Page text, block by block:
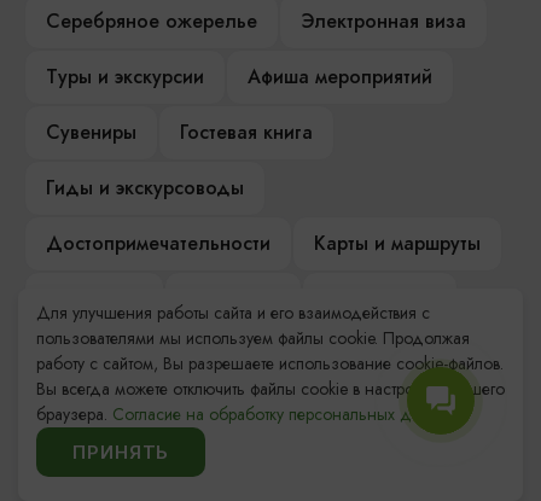
Серебряное ожерелье
Электронная виза
Туры и экскурсии
Афиша мероприятий
Сувениры
Гостевая книга
Гиды и экскурсоводы
Достопримечательности
Карты и маршруты
Компас Балтийской кухни
Настоящий Калининградец
Музеи
Для улучшения работы сайта и его взаимодействия с
пользователями мы используем файлы cookie. Продолжая
работу с сайтом, Вы разрешаете использование cookie-файлов.
Вы всегда можете отключить файлы cookie в настройках Вашего
браузера. Согласие на обработку персональных данных.
ПРИНЯТЬ